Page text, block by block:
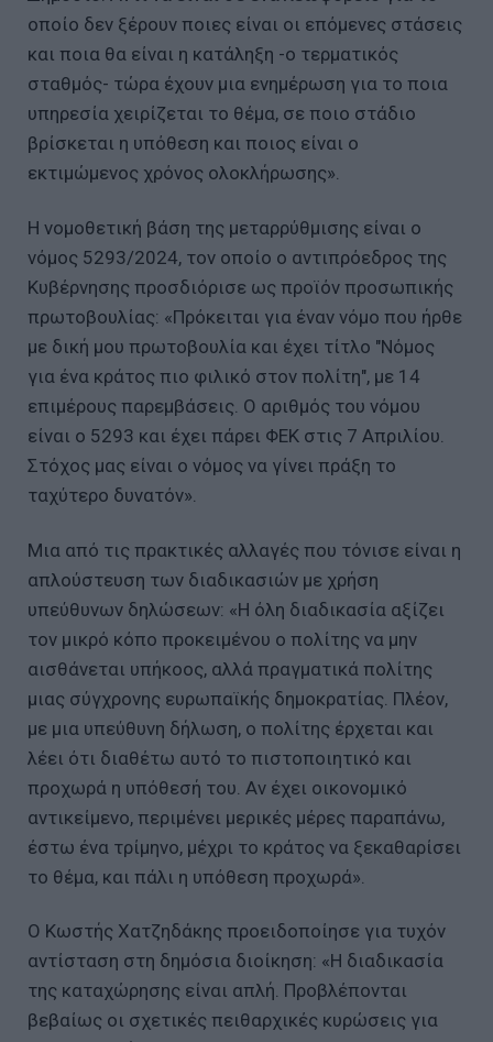
οποίο δεν ξέρουν ποιες είναι οι επόμενες στάσεις
και ποια θα είναι η κατάληξη -ο τερματικός
σταθμός- τώρα έχουν μια ενημέρωση για το ποια
υπηρεσία χειρίζεται το θέμα, σε ποιο στάδιο
βρίσκεται η υπόθεση και ποιος είναι ο
εκτιμώμενος χρόνος ολοκλήρωσης».
Η νομοθετική βάση της μεταρρύθμισης είναι ο
νόμος 5293/2024, τον οποίο ο αντιπρόεδρος της
Κυβέρνησης προσδιόρισε ως προϊόν προσωπικής
πρωτοβουλίας: «Πρόκειται για έναν νόμο που ήρθε
με δική μου πρωτοβουλία και έχει τίτλο "Νόμος
για ένα κράτος πιο φιλικό στον πολίτη", με 14
επιμέρους παρεμβάσεις. Ο αριθμός του νόμου
είναι ο 5293 και έχει πάρει ΦΕΚ στις 7 Απριλίου.
Στόχος μας είναι ο νόμος να γίνει πράξη το
ταχύτερο δυνατόν».
Μια από τις πρακτικές αλλαγές που τόνισε είναι η
απλούστευση των διαδικασιών με χρήση
υπεύθυνων δηλώσεων: «Η όλη διαδικασία αξίζει
τον μικρό κόπο προκειμένου ο πολίτης να μην
αισθάνεται υπήκοος, αλλά πραγματικά πολίτης
μιας σύγχρονης ευρωπαϊκής δημοκρατίας. Πλέον,
με μια υπεύθυνη δήλωση, ο πολίτης έρχεται και
λέει ότι διαθέτω αυτό το πιστοποιητικό και
προχωρά η υπόθεσή του. Αν έχει οικονομικό
αντικείμενο, περιμένει μερικές μέρες παραπάνω,
έστω ένα τρίμηνο, μέχρι το κράτος να ξεκαθαρίσει
το θέμα, και πάλι η υπόθεση προχωρά».
Ο Κωστής Χατζηδάκης προειδοποίησε για τυχόν
αντίσταση στη δημόσια διοίκηση: «Η διαδικασία
της καταχώρησης είναι απλή. Προβλέπονται
βεβαίως οι σχετικές πειθαρχικές κυρώσεις για